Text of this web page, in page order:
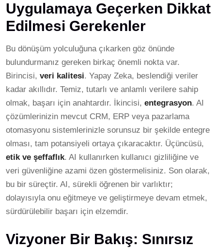
Uygulamaya Geçerken Dikkat
Edilmesi Gerekenler
Bu dönüşüm yolculuğuna çıkarken göz önünde
bulundurmanız gereken birkaç önemli nokta var.
Birincisi, veri kalitesi. Yapay Zeka, beslendiği veriler
kadar akıllıdır. Temiz, tutarlı ve anlamlı verilere sahip
olmak, başarı için anahtardır. İkincisi, entegrasyon. AI
çözümlerinizin mevcut CRM, ERP veya pazarlama
otomasyonu sistemlerinizle sorunsuz bir şekilde entegre
olması, tam potansiyeli ortaya çıkaracaktır. Üçüncüsü,
etik ve şeffaflık. AI kullanırken kullanıcı gizliliğine ve
veri güvenliğine azami özen göstermelisiniz. Son olarak,
bu bir süreçtir. AI, sürekli öğrenen bir varlıktır;
dolayısıyla onu eğitmeye ve geliştirmeye devam etmek,
sürdürülebilir başarı için elzemdir.
Vizyoner Bir Bakış: Sınırsız